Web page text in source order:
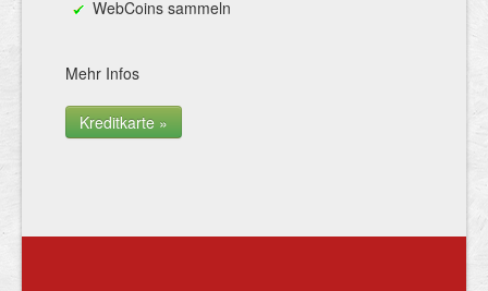
WebCoins sammeln
Mehr Infos
Kreditkarte »